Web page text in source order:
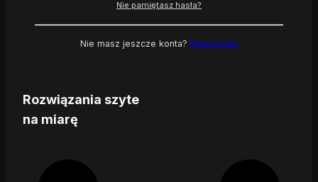
Rozwiązania szyte
na miarę
Nie pamiętasz hasła?
Nie masz jeszcze konta? Rejestracja